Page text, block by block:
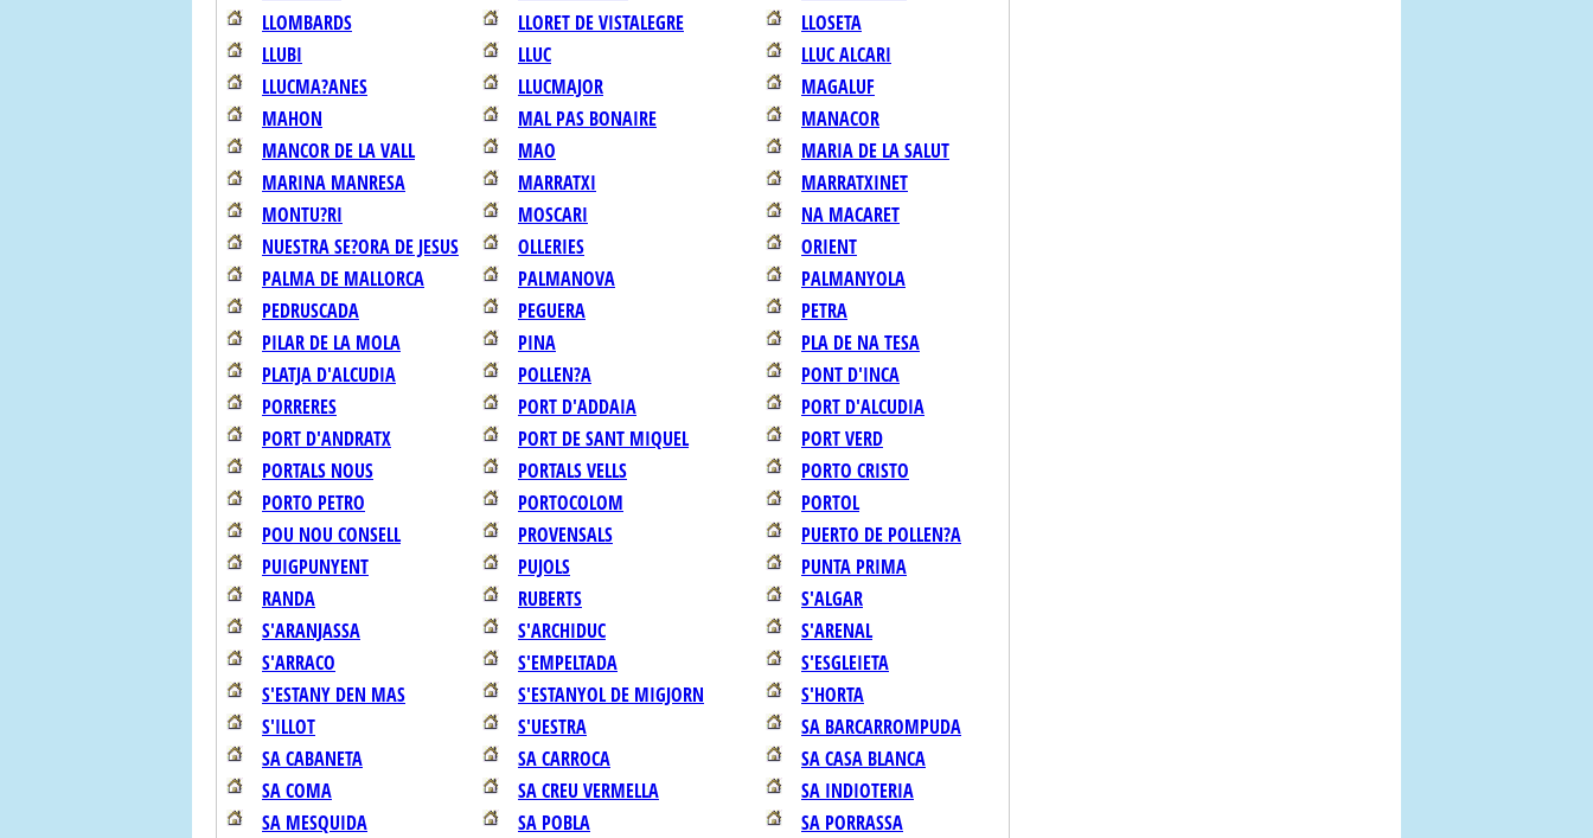
LLOMBARDS
LLORET DE VISTALEGRE
LLOSETA
LLUBI
LLUC
LLUC ALCARI
LLUCMA?ANES
LLUCMAJOR
MAGALUF
MAHON
MAL PAS BONAIRE
MANACOR
MANCOR DE LA VALL
MAO
MARIA DE LA SALUT
MARINA MANRESA
MARRATXI
MARRATXINET
MONTU?RI
MOSCARI
NA MACARET
NUESTRA SE?ORA DE JESUS
OLLERIES
ORIENT
PALMA DE MALLORCA
PALMANOVA
PALMANYOLA
PEDRUSCADA
PEGUERA
PETRA
PILAR DE LA MOLA
PINA
PLA DE NA TESA
PLATJA D'ALCUDIA
POLLEN?A
PONT D'INCA
PORRERES
PORT D'ADDAIA
PORT D'ALCUDIA
PORT D'ANDRATX
PORT DE SANT MIQUEL
PORT VERD
PORTALS NOUS
PORTALS VELLS
PORTO CRISTO
PORTO PETRO
PORTOCOLOM
PORTOL
POU NOU CONSELL
PROVENSALS
PUERTO DE POLLEN?A
PUIGPUNYENT
PUJOLS
PUNTA PRIMA
RANDA
RUBERTS
S'ALGAR
S'ARANJASSA
S'ARCHIDUC
S'ARENAL
S'ARRACO
S'EMPELTADA
S'ESGLEIETA
S'ESTANY DEN MAS
S'ESTANYOL DE MIGJORN
S'HORTA
S'ILLOT
S'UESTRA
SA BARCARROMPUDA
SA CABANETA
SA CARROCA
SA CASA BLANCA
SA COMA
SA CREU VERMELLA
SA INDIOTERIA
SA MESQUIDA
SA POBLA
SA PORRASSA